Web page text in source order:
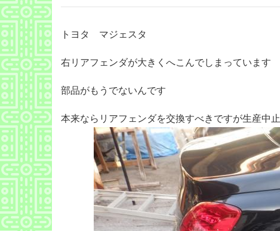
トヨタ マジェスタ
右リアフェンダが大きくへこんでしまっています
部品がもうでないんです
本来ならリアフェンダを交換すべきですが生産中